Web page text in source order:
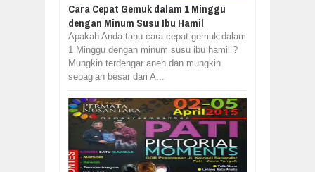
Cara Cepat Gemuk dalam 1 Minggu
dengan Minum Susu Ibu Hamil
Apakah Anda tahu cara cepat gemuk dalam
1 Minggu dengan minum susu ibu hamil ?
Mungkin terdengar aneh dan mungkin
sebagian besar dari A...